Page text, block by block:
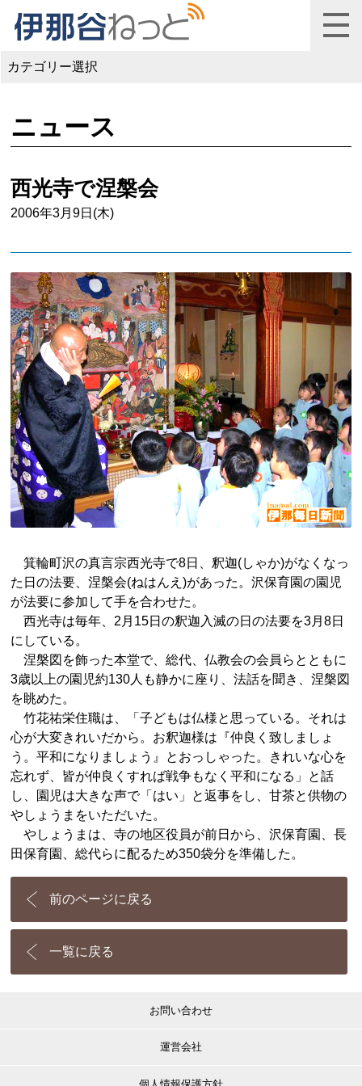
カテゴリー選択
ニュース
西光寺で涅槃会
2006年3月9日(木)
箕輪町沢の真言宗西光寺で8日、釈迦(しゃか)がなくなっ
た日の法要、涅槃会(ねはんえ)があった。沢保育園の園児
が法要に参加して手を合わせた。
西光寺は毎年、2月15日の釈迦入滅の日の法要を3月8日
にしている。
涅槃図を飾った本堂で、総代、仏教会の会員らとともに
3歳以上の園児約130人も静かに座り、法話を聞き、涅槃図
を眺めた。
竹花祐栄住職は、「子どもは仏様と思っている。それは
心が大変きれいだから。お釈迦様は『仲良く致しましょ
う。平和になりましょう』とおっしゃった。きれいな心を
忘れず、皆が仲良くすれば戦争もなく平和になる」と話
し、園児は大きな声で「はい」と返事をし、甘茶と供物の
やしょうまをいただいた。
やしょうまは、寺の地区役員が前日から、沢保育園、長
田保育園、総代らに配るため350袋分を準備した。
前のページに戻る
一覧に戻る
お問い合わせ
運営会社